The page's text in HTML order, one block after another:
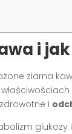
i
ziarna
i